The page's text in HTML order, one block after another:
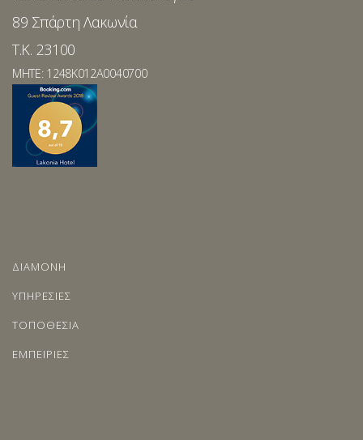
89 Σπάρτη Λακωνία
T.K. 23100
MHTE: 1248K012A0040700
ΔΙΑΜΟΝΗ
ΥΠΗΡΕΣΙΕΣ
ΤΟΠΟΘΕΣΙΑ
ΕΜΠΕΙΡΙΕΣ